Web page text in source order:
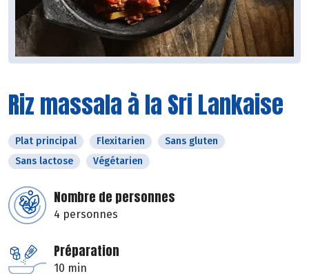
Riz massala à la Sri Lankaise
Plat principal Flexitarien
Sans gluten
Sans lactose
Végétarien
Nombre de personnes
4 personnes
Préparation
10 min